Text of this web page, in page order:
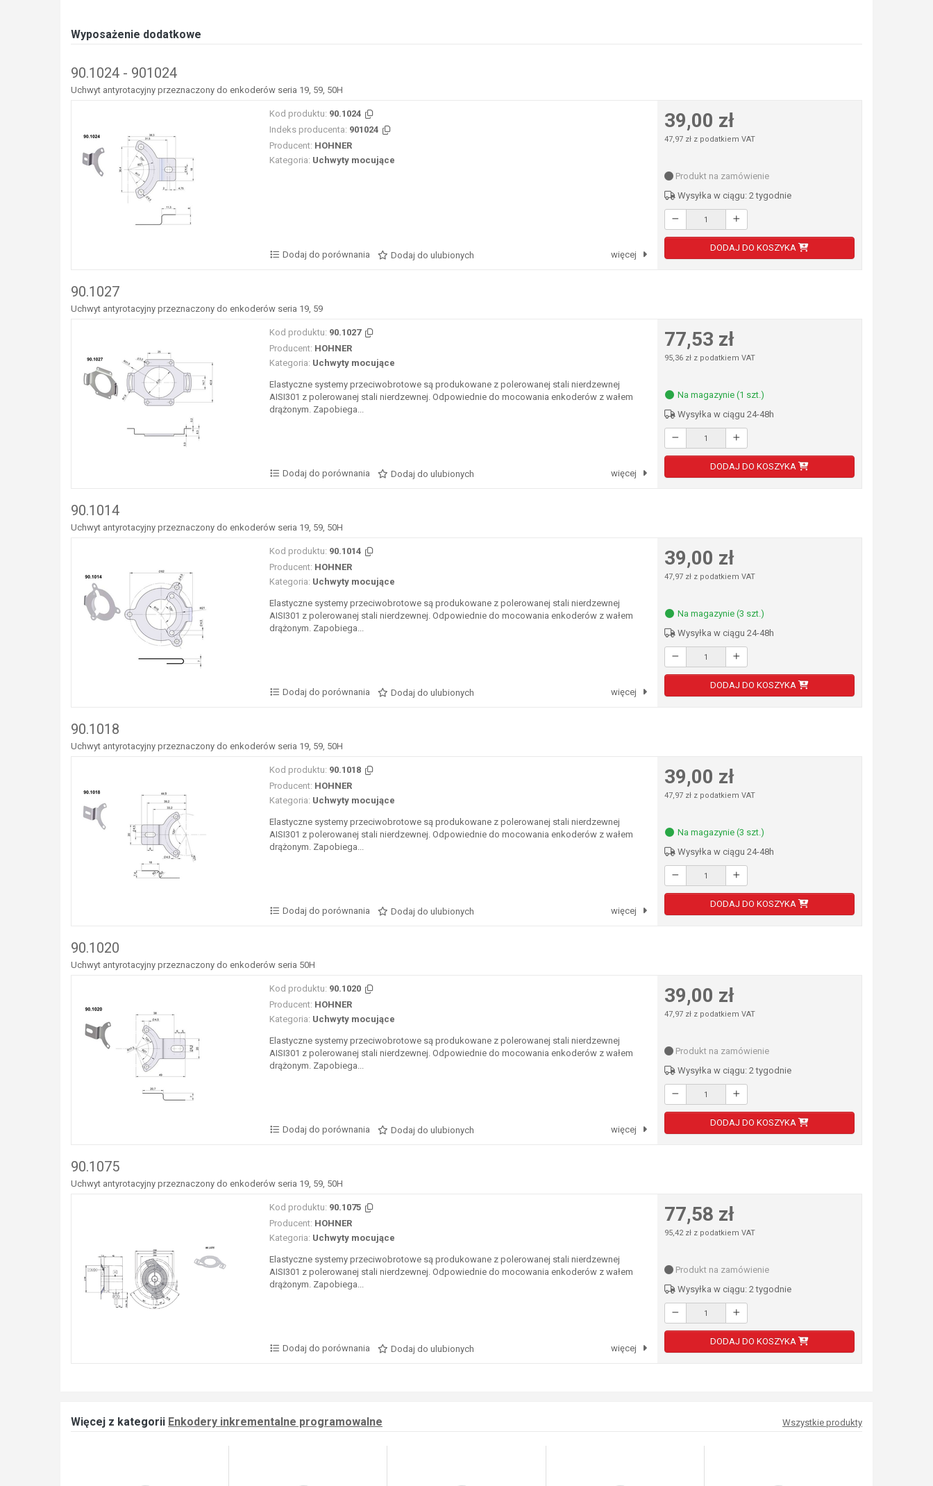
Wyposażenie dodatkowe
90.1024 - 901024
Uchwyt antyrotacyjny przeznaczony do enkoderów seria 19, 59, 50H
Kod produktu: 90.1024
Indeks producenta: 901024
Producent: HOHNER
Kategoria: Uchwyty mocujące
Dodaj do porównania Dodaj do ulubionych więcej
39,00 zł
47,97 zł z podatkiem VAT
Produkt na zamówienie
Wysyłka w ciągu: 2 tygodnie
DODAJ DO KOSZYKA
90.1027
Uchwyt antyrotacyjny przeznaczony do enkoderów seria 19, 59
Kod produktu: 90.1027
Producent: HOHNER
Kategoria: Uchwyty mocujące
Elastyczne systemy przeciwobrotowe są produkowane z polerowanej stali nierdzewnej
AISI301 z polerowanej stali nierdzewnej. Odpowiednie do mocowania enkoderów z wałem
drążonym. Zapobiega...
Dodaj do porównania Dodaj do ulubionych więcej
77,53 zł
95,36 zł z podatkiem VAT
Na magazynie (1 szt.)
Wysyłka w ciągu 24-48h
DODAJ DO KOSZYKA
90.1014
Uchwyt antyrotacyjny przeznaczony do enkoderów seria 19, 59, 50H
Kod produktu: 90.1014
Producent: HOHNER
Kategoria: Uchwyty mocujące
Elastyczne systemy przeciwobrotowe są produkowane z polerowanej stali nierdzewnej
AISI301 z polerowanej stali nierdzewnej. Odpowiednie do mocowania enkoderów z wałem
drążonym. Zapobiega...
Dodaj do porównania Dodaj do ulubionych więcej
39,00 zł
47,97 zł z podatkiem VAT
Na magazynie (3 szt.)
Wysyłka w ciągu 24-48h
DODAJ DO KOSZYKA
90.1018
Uchwyt antyrotacyjny przeznaczony do enkoderów seria 19, 59, 50H
Kod produktu: 90.1018
Producent: HOHNER
Kategoria: Uchwyty mocujące
Elastyczne systemy przeciwobrotowe są produkowane z polerowanej stali nierdzewnej
AISI301 z polerowanej stali nierdzewnej. Odpowiednie do mocowania enkoderów z wałem
drążonym. Zapobiega...
Dodaj do porównania Dodaj do ulubionych więcej
39,00 zł
47,97 zł z podatkiem VAT
Na magazynie (3 szt.)
Wysyłka w ciągu 24-48h
DODAJ DO KOSZYKA
90.1020
Uchwyt antyrotacyjny przeznaczony do enkoderów seria 50H
Kod produktu: 90.1020
Producent: HOHNER
Kategoria: Uchwyty mocujące
Elastyczne systemy przeciwobrotowe są produkowane z polerowanej stali nierdzewnej
AISI301 z polerowanej stali nierdzewnej. Odpowiednie do mocowania enkoderów z wałem
drążonym. Zapobiega...
Dodaj do porównania Dodaj do ulubionych więcej
39,00 zł
47,97 zł z podatkiem VAT
Produkt na zamówienie
Wysyłka w ciągu: 2 tygodnie
DODAJ DO KOSZYKA
90.1075
Uchwyt antyrotacyjny przeznaczony do enkoderów seria 19, 59, 50H
Kod produktu: 90.1075
Producent: HOHNER
Kategoria: Uchwyty mocujące
Elastyczne systemy przeciwobrotowe są produkowane z polerowanej stali nierdzewnej
AISI301 z polerowanej stali nierdzewnej. Odpowiednie do mocowania enkoderów z wałem
drążonym. Zapobiega...
Dodaj do porównania Dodaj do ulubionych więcej
77,58 zł
95,42 zł z podatkiem VAT
Produkt na zamówienie
Wysyłka w ciągu: 2 tygodnie
DODAJ DO KOSZYKA
Więcej z kategorii Enkodery inkrementalne programowalne Wszystkie produkty